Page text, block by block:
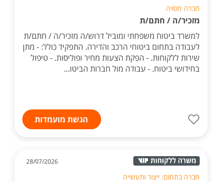
חברה חסויה
מזכיר/ה / חתם/ת
למשרד ביטוח משפחתי ומוביל דרוש/ה מזכיר/ה / חתם/ת
לעבודה בתחום ביטוחי הרכב והדירה. התפקיד כולל: - מתן
שירות ללקוחות. - הפקת הצעות מחיר ופוליסות. - טיפול
בחידושי ביטוח. - עבודה מול חברות הביטו...
הגשת מועמדות
28/07/2026
חברה בתחום: ייצור ותעשייה